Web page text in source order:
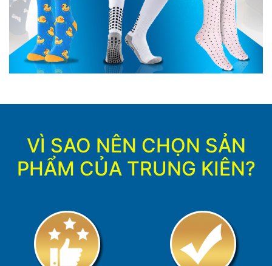
VÌ SAO NÊN CHỌN SẢN
PHẨM CỦA TRUNG KIÊN?